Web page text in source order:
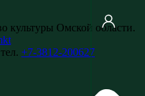
культуры Омской области.
+7-3812-200627